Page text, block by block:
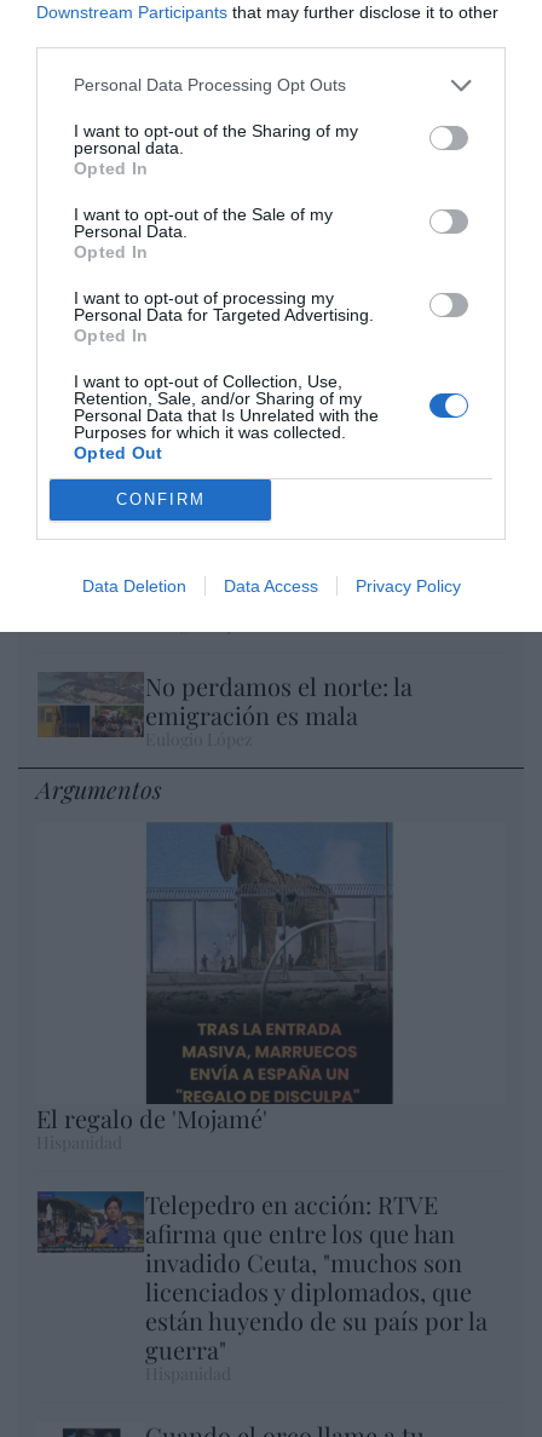
Downstream Participants that may further disclose it to other
Personal Data Processing Opt Outs
I want to opt-out of the Sharing of my
personal data.
Opted In
I want to opt-out of the Sale of my
Personal Data.
Opted In
I want to opt-out of processing my
Personal Data for Targeted Advertising.
Opted In
I want to opt-out of Collection, Use,
Retention, Sale, and/or Sharing of my
Personal Data that Is Unrelated with the
Purposes for which it was collected.
Opted Out
CONFIRM
Data Deletion Data Access Privacy Policy
Opinión
Enormes minucias
por Eulogio López
El IBEX 35 cerró la sesión del miércoles en
los 20.057 puntos, un nuevo récord
Eulogio López
Ceuta. Nuestra Señora de África:
convertir al musulmán
No perdamos el norte: la
emigración es mala
Argumentos
El regalo de 'Mojamé'
Telepedro en acción: RTVE
afirma que entre los que han
invadido Ceuta, "muchos son
licenciados y diplomados, que
están huyendo de su país por la
guerra"